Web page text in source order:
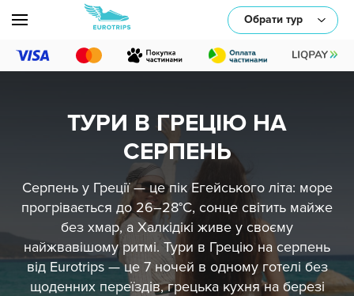
Обрати тур
або оберіть один/декілька параметрів:
Транспорт
ТУРИ В ГРЕЦІЮ НА
СЕРПЕНЬ
Серпень у Греції — це пік Егейського літа: море
прогрівається до 26–28°C, сонце світить майже
без хмар, а Халкідікі живе у своєму
найжвавішому ритмі. Тури в Грецію на серпень
від Eurotrips — це 7 ночей в одному готелі без
щоденних переїздів, грецька кухня на березі